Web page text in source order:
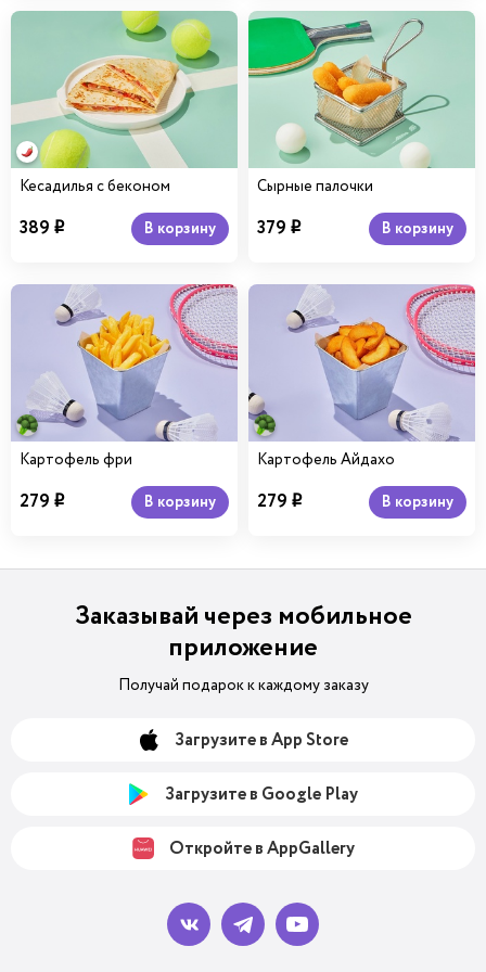
Кесадилья с беконом
389 i В корзину
Сырные палочки
379 i В корзину
Картофель фри
279 i В корзину
Картофель Айдахо
279 i В корзину
Заказывай через мобильное
приложение
Получай подарок к каждому заказу
Загрузите в App Store
Загрузите в Google Play
Откройте в AppGallery